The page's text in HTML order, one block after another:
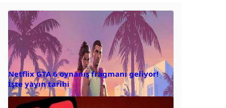
Netflix GTA 6 oynanış fragmanı geliyor!
İşte yayın tarihi